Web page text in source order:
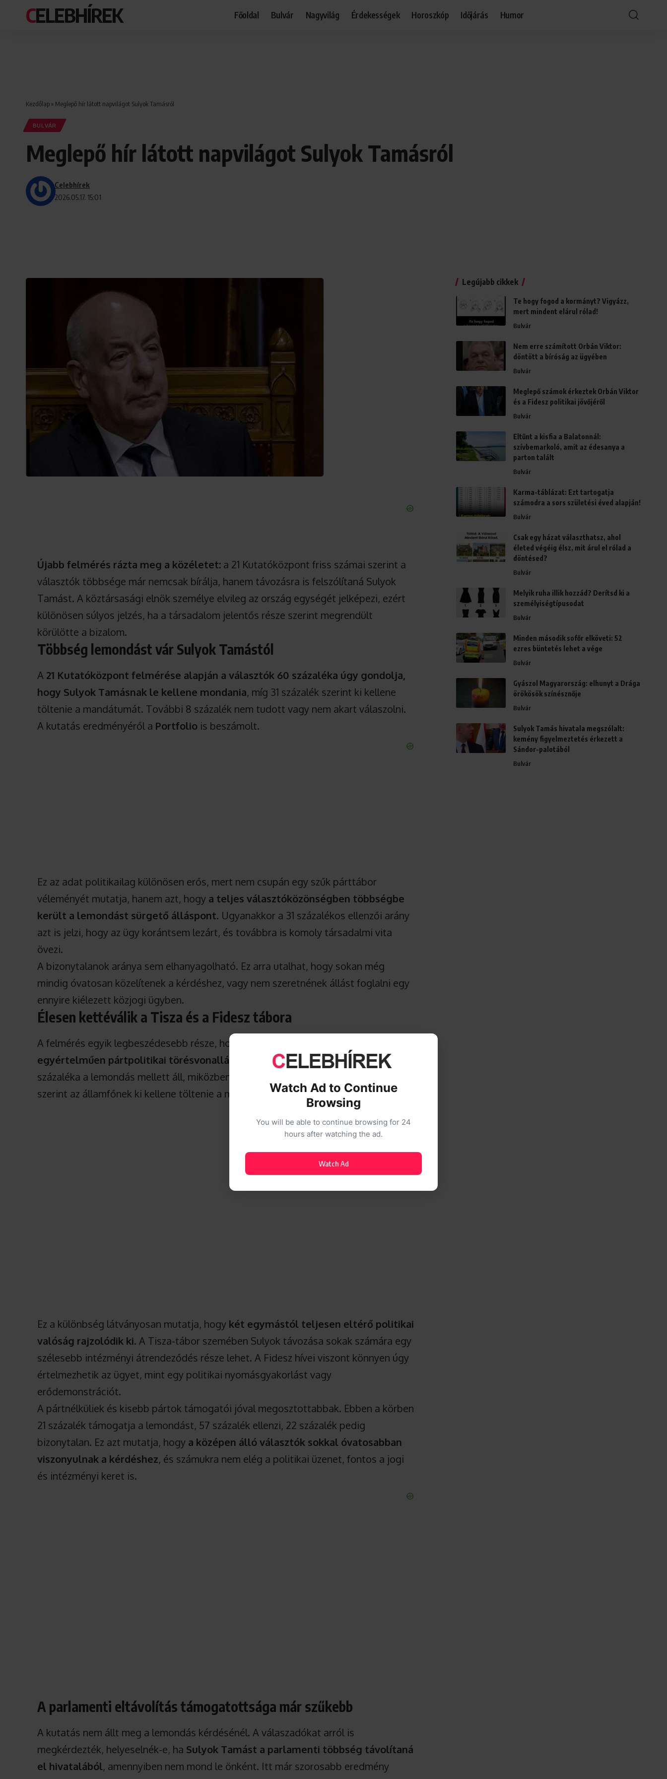
CELEBHÍREK Főoldal Bulvár Nagyvilág Érdekességek Horoszkóp Időjárás Humor
Kezdőlap » Meglepő hír látott napvilágot Sulyok Tamásról
BULVÁR
Meglepő hír látott napvilágot Sulyok Tamásról
2026.05.17. 15:01
Celebhírek
Újabb felmérés rázta meg a közéletet: a 21 Kutatóközpont friss számai szerint a
választók többsége már nemcsak bírálja, hanem távozásra is felszólítaná Sulyok
Tamást. A köztársasági elnök személye elvileg az ország egységét jelképezi, ezért
különösen súlyos jelzés, ha a társadalom jelentős része szerint megrendült
körülötte a bizalom.
Többség lemondást vár Sulyok Tamástól
A 21 Kutatóközpont felmérése alapján a választók 60 százaléka úgy gondolja,
hogy Sulyok Tamásnak le kellene mondania, míg 31 százalék szerint ki kellene
töltenie a mandátumát. További 8 százalék nem tudott vagy nem akart válaszolni.
A kutatás eredményéről a Portfolio is beszámolt.
Ez az adat politikailag különösen erős, mert nem csupán egy szűk párttábor
véleményét mutatja, hanem azt, hogy a teljes választóközönségben többségbe
került a lemondást sürgető álláspont. Ugyanakkor a 31 százalékos ellenzői arány
azt is jelzi, hogy az ügy korántsem lezárt, és továbbra is komoly társadalmi vita
övezi.
A bizonytalanok aránya sem elhanyagolható. Ez arra utalhat, hogy sokan még
mindig óvatosan közelítenek a kérdéshez, vagy nem szeretnének állást foglalni egy
ennyire kiélezett közjogi ügyben.
Élesen kettéválik a Tisza és a Fidesz tábora
A felmérés egyik legbeszédesebb része, hogy
egyértelműen pártpolitikai törésvonallá vált
. A Tisza Párt szavazóinak 87
százaléka a lemondás mellett áll, miközben a Fidesz szavazóinak 86 százaléka
szerint az államfőnek ki kellene töltenie a mandátumát.
Ez a különbség látványosan mutatja, hogy két egymástól teljesen eltérő politikai
valóság rajzolódik ki. A Tisza-tábor szemében Sulyok távozása sokak számára egy
szélesebb intézményi átrendeződés része lehet. A Fidesz hívei viszont könnyen úgy
értelmezhetik az ügyet, mint egy politikai nyomásgyakorlást vagy
erődemonstrációt.
A pártnélküliek és kisebb pártok támogatói jóval megosztottabbak. Ebben a körben
21 százalék támogatja a lemondást, 57 százalék ellenzi, 22 százalék pedig
bizonytalan. Ez azt mutatja, hogy a középen álló választók sokkal óvatosabban
viszonyulnak a kérdéshez, és számukra nem elég a politikai üzenet, fontos a jogi
és intézményi keret is.
A parlamenti eltávolítás támogatottsága már szűkebb
A kutatás nem állt meg a lemondás kérdésénél. A válaszadókat arról is
megkérdezték, helyeselnék-e, ha Sulyok Tamást a parlamenti többség távolítaná
el hivatalából, amennyiben nem mond le önként. Itt már szorosabb eredmény
Legújabb cikkek
Te hogy fogod a kormányt? Vigyázz,
mert mindent elárul rólad!
Bulvár
Nem erre számított Orbán Viktor:
döntött a bíróság az ügyében
Bulvár
Meglepő számok érkeztek Orbán Viktor
és a Fidesz politikai jövőjéről
Bulvár
Eltűnt a kisfia a Balatonnál:
szívbemarkoló, amit az édesanya a
parton talált
Bulvár
Karma-táblázat: Ezt tartogatja
számodra a sors születési éved alapján!
Bulvár
Csak egy házat választhatsz, ahol
életed végéig élsz, mit árul el rólad a
döntésed?
Bulvár
Melyik ruha illik hozzád? Derítsd ki a
személyiségtípusodat
Bulvár
Minden második sofőr elköveti: 52
ezres büntetés lehet a vége
Bulvár
Gyászol Magyarország: elhunyt a Drága
örökösök színésznője
Bulvár
Sulyok Tamás hivatala megszólalt:
kemény figyelmeztetés érkezett a
Sándor-palotából
Bulvár
Watch Ad to Continue
Browsing
You will be able to continue browsing for 24
hours after watching the ad.
Watch Ad